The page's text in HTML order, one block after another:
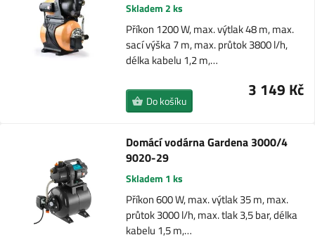
Skladem 2 ks
Příkon 1200 W, max. výtlak 48 m, max.
sací výška 7 m, max. průtok 3800 l/h,
délka kabelu 1,2 m,…
3 149 Kč
Do košíku
Domácí vodárna Gardena 3000/4
9020-29
Skladem 1 ks
Příkon 600 W, max. výtlak 35 m, max.
průtok 3000 l/h, max. tlak 3,5 bar, délka
kabelu 1,5 m,…